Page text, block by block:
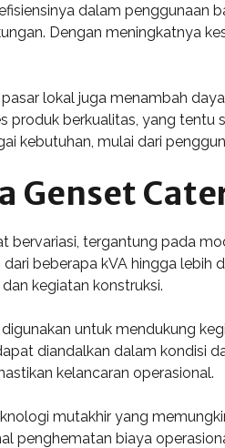
dalam penggunaan
Dengan meningkatnya
lokal juga menambah
berkualitas, yang
kebutuhan, mulai dari
Genset
bervariasi, tergantung pada
beberapa kVA hingga lebih
kegiatan konstruksi.
untuk mendukung
diandalkan dalam kondisi
kelancaran operasional.
mutakhir yang
penghematan biaya